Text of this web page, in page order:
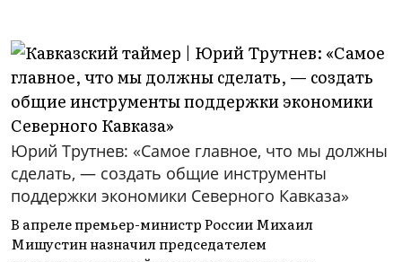
Юрий Трутнев: «Самое главное, что мы должны
сделать, — создать общие инструменты
поддержки экономики Северного Кавказа»
В апреле премьер-министр России Михаил
Мишустин назначил председателем